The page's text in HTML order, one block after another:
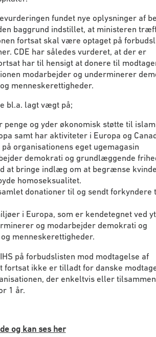
fundet nye oplysninger af
baggrund indstillet, at ministeren
fortsat skal være optaget på
CDE har således vurderet, at der er
har til hensigt at donere til
modarbejder og underminerer
menneskerettigheder.
bl.a. lagt vægt på;
penge og yder økonomisk støtte til
samt har aktiviteter i Europa og
organisationens eget ugemagasin
demokrati og grundlæggende
at bringe indlæg om at begrænse
homoseksualitet.
donationer til og sendt forkyndere
i Europa, som er kendetegnet ved
og modarbejder demokrati og
menneskerettigheder.
på forbudslisten mod modtagelse af
fortsat ikke er tilladt for danske
der enkeltvis eller tilsammen
1 år.
og kan ses her